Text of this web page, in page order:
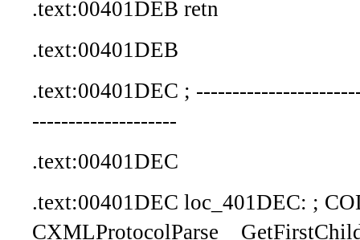
.text:00401DEB retn
.text:00401DEB
.text:00401DEC ;
--------------------
.text:00401DEC
.text:00401DEC loc_401DEC: ;